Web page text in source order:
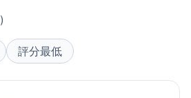
)
評分最低